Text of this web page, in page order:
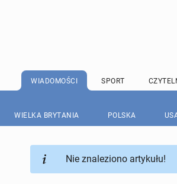
WIADOMOŚCI SPORT
WIELKA BRYTANIA POLSKA
Nie znaleziono artykułu!